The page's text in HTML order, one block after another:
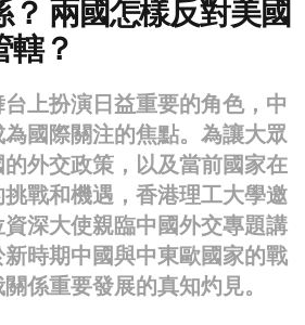
兩國怎樣反對美國
轄？
上扮演日益重要的角色，中
國際關注的焦點。為讓大眾
外交政策，以及當前國家在
戰和機遇，香港理工大學邀
深大使親臨中國外交專題講
時期中國與中東歐國家的戰
係重要發展的真知灼見。